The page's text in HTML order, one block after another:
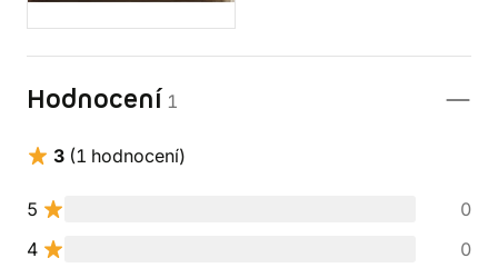
Hodnocení 1
3 (1 hodnocení)
5
0
4
0